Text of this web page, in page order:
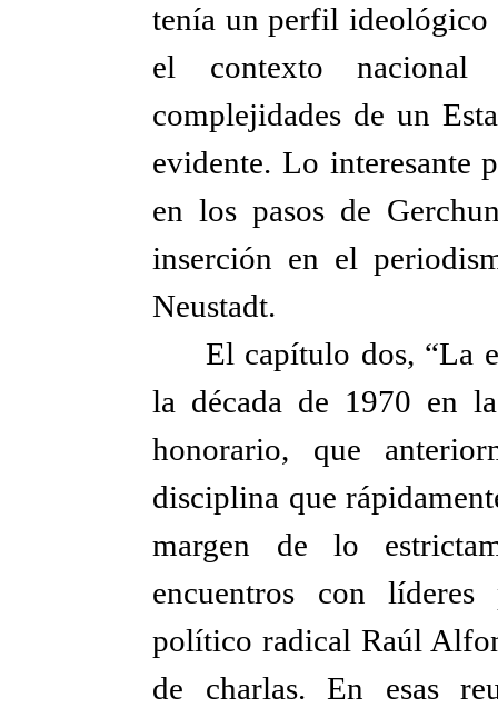
tenía un perfil ideológico
el contexto
complejidades de un
evidente. Lo interesante
en los pasos de
inserción en el
Neustadt.
El capítulo dos, “La
la década de 1970 en
honorario, que
disciplina que
margen de lo
encuentros con
político radical Raúl
de charlas. En esas